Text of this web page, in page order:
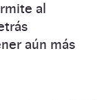
al
aún más